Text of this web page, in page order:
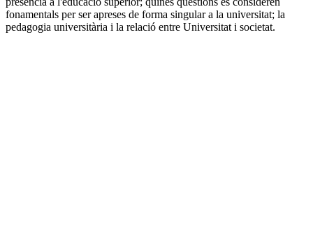
fonamentals per ser apreses de forma singular a la universitat; la
pedagogia universitària i la relació entre Universitat i societat.